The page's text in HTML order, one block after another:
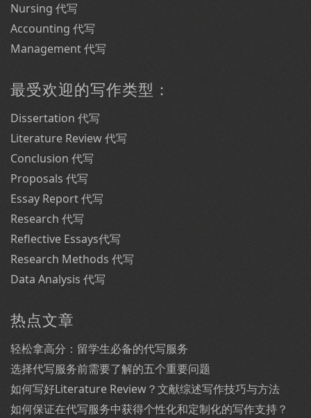
Nursing 代写
Accounting 代写
Management 代写
最受欢迎的写作类型：
Dissertation 代写
Literature Review 代写
Conclusion 代写
Proposals 代写
Essay Report 代写
Research 代写
Reflective Essays代写
Research Methods 代写
Data Analysis 代写
热点文章
轻松拿高分：留学生必备的代写服务
选择代写服务前需要了解的五个重要问题
如何写好Literature Review？文献综述写作技巧与方法
如何保证在代写服务中获得个性化和定制化的写作支持？